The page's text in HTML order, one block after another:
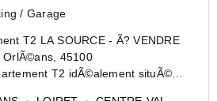
/ Garage
T2 LA SOURCE - Ã? VENDRE
45100
T2 idÃ©alement situÃ©